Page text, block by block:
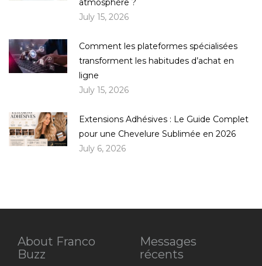
atmosphère ?
July 15, 2026
Comment les plateformes spécialisées
transforment les habitudes d’achat en
ligne
July 15, 2026
Extensions Adhésives : Le Guide Complet
pour une Chevelure Sublimée en 2026
July 6, 2026
About Franco
Buzz
Messages
récents